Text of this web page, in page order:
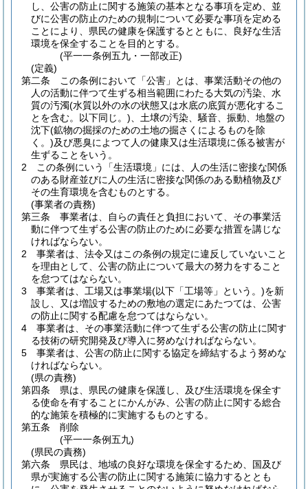
し、公害の防止に関する施策の基本となる事項を定め、並
びに公害の防止のための規制について必要な事項を定める
ことにより、県民の健康を保護するとともに、良好な生活
環境を保全することを目的とする。
(平一一条例五九・一部改正)
(定義)
第二条
この条例において「公害」とは、事業活動その他の
人の活動に伴つて生ずる相当範囲にわたる大気の汚染、水
質の汚濁(水質以外の水の状態又は水底の底質が悪化するこ
とを含む。以下同じ。) 、土壌の汚染、騒音、振動、地盤の
沈下(鉱物の掘採のための土地の掘さくによるものを除
く。)及び悪臭によつて人の健康又は生活環境に係る被害が
生ずることをいう。
2
この条例にいう「生活環境」には、人の生活に密接な関係
のある財産並びに人の生活に密接な関係のある動植物及び
その生育環境を含むものとする。
(事業者の責務)
第三条
事業者は、自らの責任と負担において、その事業活
動に伴つて生ずる公害の防止のために必要な措置を講じな
ければならない。
2
事業者は、法令又はこの条例の規定に違反していないこと
を理由として、公害の防止について最大の努力をすること
を怠つてはならない。
3
事業者は、工場又は事業場(以下「工場等」という。)を新
設し、又は増設するための敷地の選定にあたつては、公害
の防止に関する配慮を怠つてはならない。
4
事業者は、その事業活動に伴つて生ずる公害の防止に関す
る技術の研究開発及び導入に努めなければならない。
5
事業者は、公害の防止に関する協定を締結するよう努めな
ければならない。
(県の責務)
第四条
県は、県民の健康を保護し、及び生活環境を保全す
る使命を有することにかんがみ、公害の防止に関する総合
的な施策を積極的に実施するものとする。
第五条
削除
(平一一条例五九)
(県民の責務)
第六条
県民は、地域の良好な環境を保全するため、国及び
県が実施する公害の防止に関する施策に協力するととも